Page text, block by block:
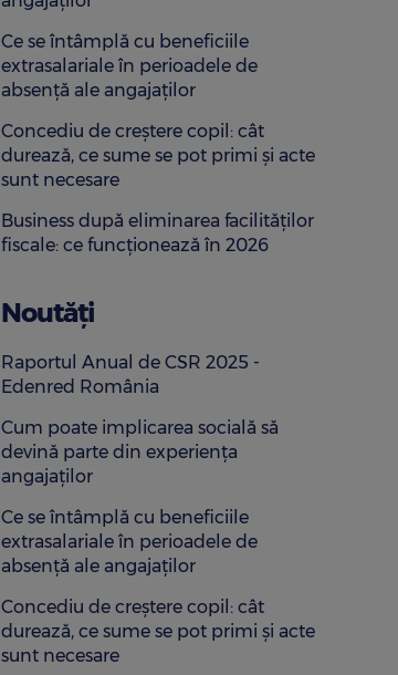
Ce se întâmplă cu beneficiile
extrasalariale în perioadele de
absență ale angajaților
Concediu de creștere copil: cât
durează, ce sume se pot primi și acte
sunt necesare
Business după eliminarea facilităților
fiscale: ce funcționează în 2026
Noutăți
Raportul Anual de CSR 2025 -
Edenred România
Cum poate implicarea socială să
devină parte din experiența
angajaților
Ce se întâmplă cu beneficiile
extrasalariale în perioadele de
absență ale angajaților
Concediu de creștere copil: cât
durează, ce sume se pot primi și acte
sunt necesare